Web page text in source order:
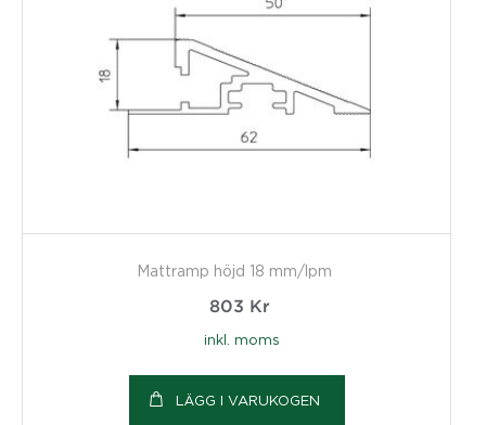
Mattramp höjd 18 mm/lpm
803 Kr
inkl. moms
LÄGG I VARUKOGEN